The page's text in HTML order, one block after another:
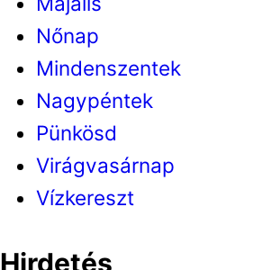
Nőnap
Mindenszentek
Nagypéntek
Pünkösd
Virágvasárnap
Vízkereszt
Hirdetés